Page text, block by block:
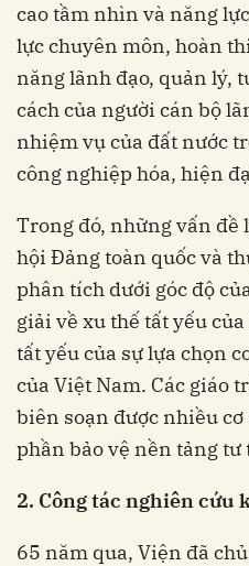
cao tầm nhìn và năng
lực chuyên môn, hoàn
năng lãnh đạo, quản lý,
cách của người cán bộ
nhiệm vụ của đất nước
công nghiệp hóa, hiện
Trong đó, những vấn
hội Đảng toàn quốc và
phân tích dưới góc độ
giải về xu thế tất yếu
tất yếu của sự lựa chọn
của Việt Nam. Các giáo
biên soạn được nhiều cơ
phần bảo vệ nền tảng tư
2. Công tác nghiên cứu
65 năm qua, Viện đã